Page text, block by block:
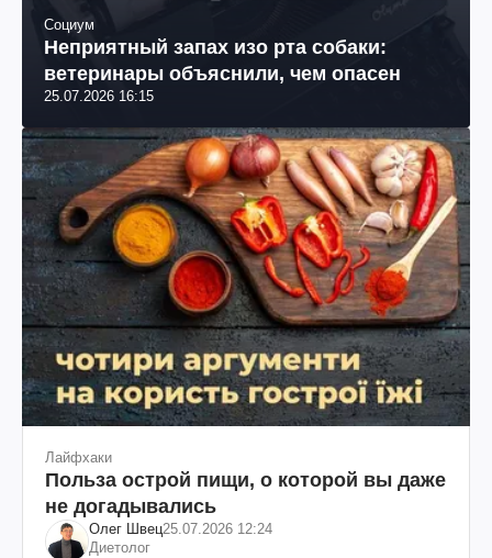
Социум
Неприятный запах изо рта собаки:
ветеринары объяснили, чем опасен
25.07.2026 16:15
Лайфхаки
Польза острой пищи, о которой вы даже
не догадывались
Олег Швец25.07.2026 12:24
Диетолог